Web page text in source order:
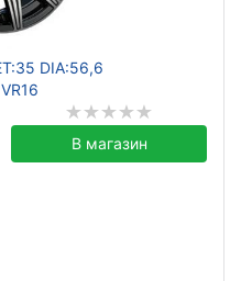
DIA:56,6
В магазин